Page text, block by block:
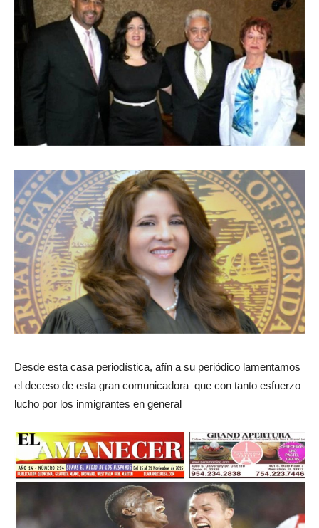
Desde esta casa periodística, afín a su periódico lamentamos
el deceso de esta gran comunicadora que con tanto esfuerzo
lucho por los inmigrantes en general